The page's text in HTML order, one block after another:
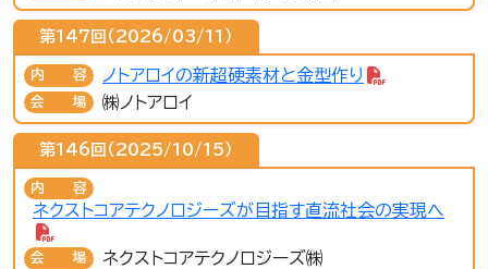
第147回（2026/03/11）
内容 ノトアロイの新超硬素材と金型作り
会場 ㈱ノトアロイ
第146回（2025/10/15）
内容
ネクストコアテクノロジーズが目指す直流社会の実現へ
会場 ネクストコアテクノロジーズ㈱